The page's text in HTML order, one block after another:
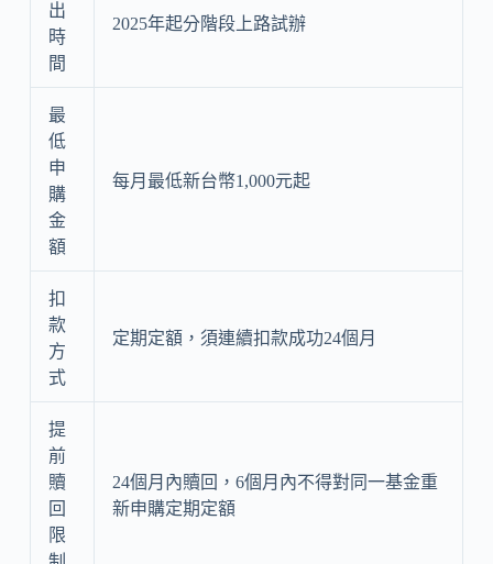
出
時
間
2025年起分階段上路試辦
最
低
申
購
金
額
每月最低新台幣1,000元起
扣
款
方
式
定期定額，須連續扣款成功24個月
提
前
贖
回
限
24個月內贖回，6個月內不得對同一基金重
新申購定期定額